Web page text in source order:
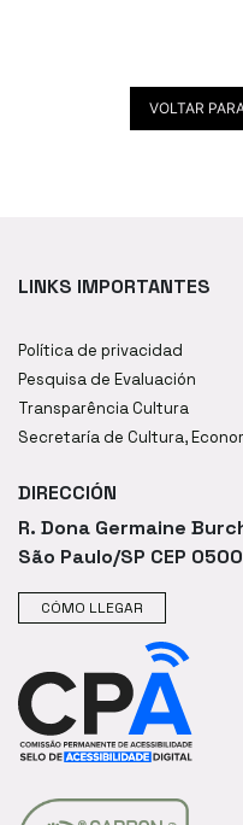
VOLTAR
LINKS IMPORTANTES
Política de privacidad
Pesquisa de Evaluación
Transparência Cultura
Secretaría de Cultura,
DIRECCIÓN
R. Dona Germaine
São Paulo/SP CEP
CÓMO LLEGAR